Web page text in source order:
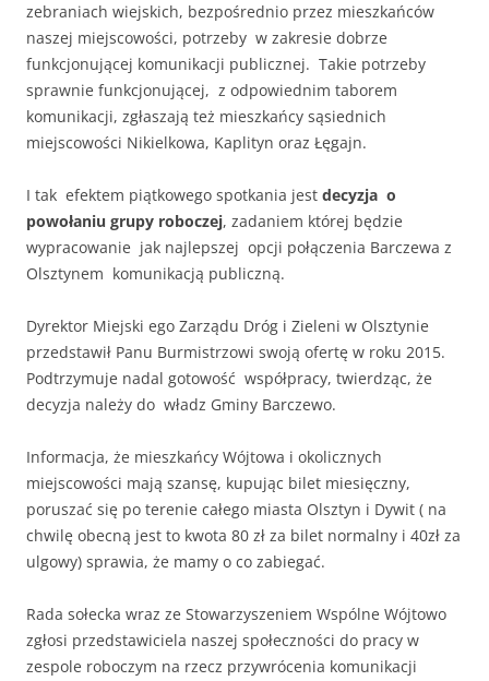
zebraniach wiejskich, bezpośrednio przez mieszkańców
naszej miejscowości, potrzeby w zakresie dobrze
funkcjonującej komunikacji publicznej. Takie potrzeby
sprawnie funkcjonującej, z odpowiednim taborem
komunikacji, zgłaszają też mieszkańcy sąsiednich
miejscowości Nikielkowa, Kaplityn oraz Łęgajn.
I tak efektem piątkowego spotkania jest decyzja o
powołaniu grupy roboczej, zadaniem której będzie
wypracowanie jak najlepszej opcji połączenia Barczewa z
Olsztynem komunikacją publiczną.
Dyrektor Miejski ego Zarządu Dróg i Zieleni w Olsztynie
przedstawił Panu Burmistrzowi swoją ofertę w roku 2015.
Podtrzymuje nadal gotowość współpracy, twierdząc, że
decyzja należy do władz Gminy Barczewo.
Informacja, że mieszkańcy Wójtowa i okolicznych
miejscowości mają szansę, kupując bilet miesięczny,
poruszać się po terenie całego miasta Olsztyn i Dywit ( na
chwilę obecną jest to kwota 80 zł za bilet normalny i 40zł za
ulgowy) sprawia, że mamy o co zabiegać.
Rada sołecka wraz ze Stowarzyszeniem Wspólne Wójtowo
zgłosi przedstawiciela naszej społeczności do pracy w
zespole roboczym na rzecz przywrócenia komunikacji